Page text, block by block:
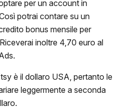
per un account in
potrai contare su un
bonus mensile per
inoltre 4,70 euro al
è il dollaro USA, pertanto le
leggermente a seconda